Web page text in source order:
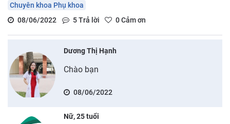
Chuyên khoa Phụ khoa
08/06/2022
5Trả lời 0Cảm ơn
Dương Thị Hạnh
Chào bạn
08/06/2022
Nữ, 25 tuổi